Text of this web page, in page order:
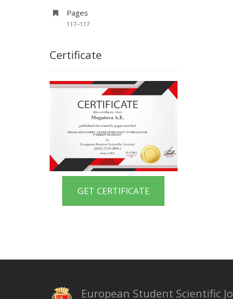
Pages
117–117
Certificate
GET CERTIFICATE
European Student Scientific